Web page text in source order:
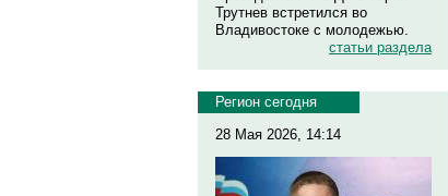
Трутнев встретился во
Владивостоке с молодежью.
статьи раздела
Регион сегодня
28 Мая 2026, 14:14